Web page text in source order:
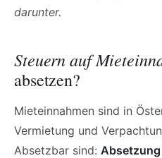
darunter.
Steuern auf
absetzen?
Mieteinnahmen sind in
Vermietung und
Absetzbar sind: